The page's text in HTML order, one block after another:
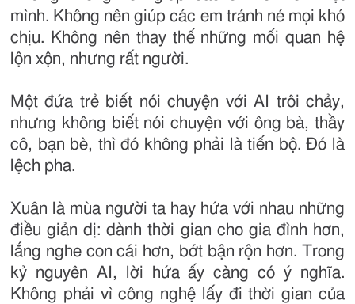
mình. Không nên giúp các em tránh né mọi khó
chịu. Không nên thay thế những mối quan hệ
lộn xộn, nhưng rất người.
Một đứa trẻ biết nói chuyện với AI trôi chảy,
nhưng không biết nói chuyện với ông bà, thầy
cô, bạn bè, thì đó không phải là tiến bộ. Đó là
lệch pha.
Xuân là mùa người ta hay hứa với nhau những
điều giản dị: dành thời gian cho gia đình hơn,
lắng nghe con cái hơn, bớt bận rộn hơn. Trong
kỷ nguyên AI, lời hứa ấy càng có ý nghĩa.
Không phải vì công nghệ lấy đi thời gian của